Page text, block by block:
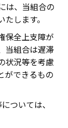
は、当組合の
します。
保全上支障が
当組合は遅滞
状況等を考慮
ができるもの
ついては、